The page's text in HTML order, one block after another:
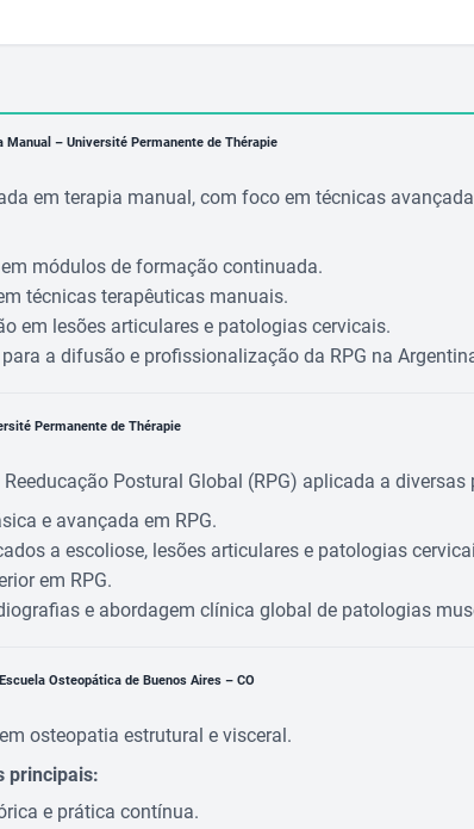
Manual – Université Permanente de Thérapie
em terapia manual, com foco em técnicas
módulos de formação continuada.
técnicas terapêuticas manuais.
em lesões articulares e patologias cervicais.
a difusão e profissionalização da RPG na
Permanente de Thérapie
Postural Global (RPG) aplicada a diversas
e avançada em RPG.
a escoliose, lesões articulares e patologias
em RPG.
e abordagem clínica global de patologias
Osteopática de Buenos Aires – CO
osteopatia estrutural e visceral.
principais:
e prática contínua.